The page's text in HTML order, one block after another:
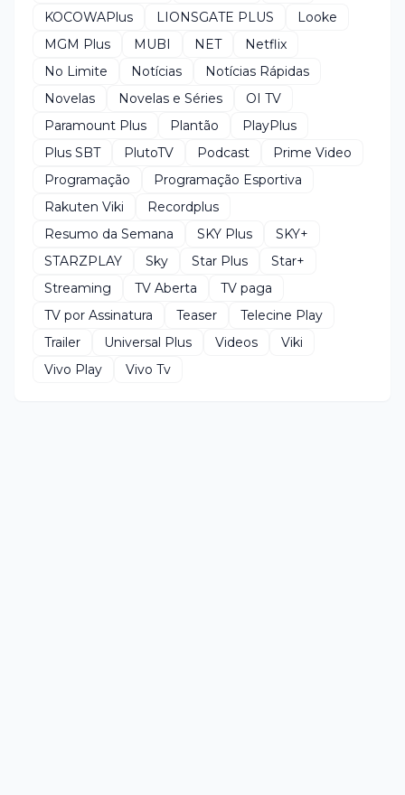
KOCOWAPlus
LIONSGATE PLUS
Looke
MGM Plus
MUBI NET
Netflix
No Limite
Notícias
Notícias Rápidas
Novelas
Novelas e Séries
OI TV
Paramount Plus
Plantão
PlayPlus
Plus SBT
PlutoTV Podcast
Prime Video
Programação
Programação Esportiva
Rakuten Viki
Recordplus
Resumo da Semana
SKY Plus
SKY+
STARZPLAY
Sky Star Plus
Star+
Streaming
TV Aberta
TV paga
TV por Assinatura
Teaser
Telecine Play
Trailer
Universal Plus Videos
Viki
Vivo Play
Vivo Tv